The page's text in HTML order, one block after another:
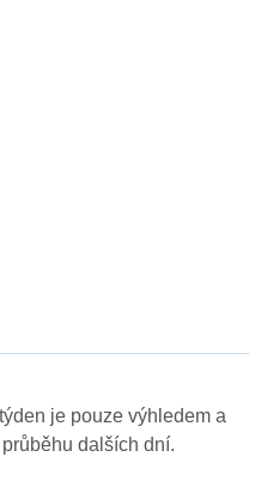
je pouze výhledem a
dalších dní.